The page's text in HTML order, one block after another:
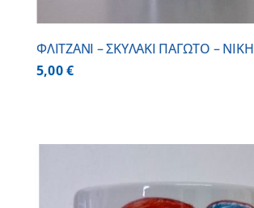
ΦΛΙΤΖΑΝΙ – ΣΚΥΛΑΚΙ ΠΑΓΩΤΟ – ΝΙΚΗ
5,00€